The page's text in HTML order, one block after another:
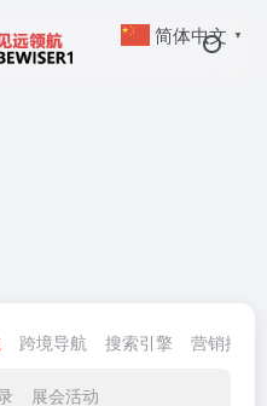
跨境导航 搜索引擎 营销推广
展会活动
简体中文 ▼